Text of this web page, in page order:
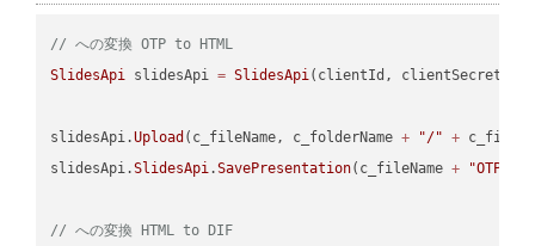
// への変換 OTP to HTML
SlidesApi slidesApi = SlidesApi(clientId, clientSecret);
slidesApi.Upload (c_fileName, c_folderName + "/" +
slidesApi.SlidesApi.SavePresentation(c_fileName + "OTP"
// への変換 HTML to DIF